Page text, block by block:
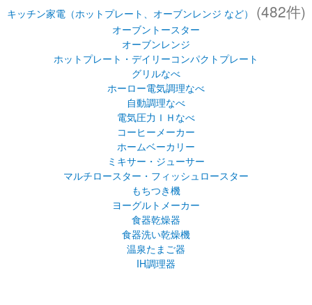
キッチン家電（ホットプレート、オーブンレンジ など） (482件)
オーブントースター
オーブンレンジ
ホットプレート・デイリーコンパクトプレート
グリルなべ
ホーロー電気調理なべ
自動調理なべ
電気圧力ＩＨなべ
コーヒーメーカー
ホームベーカリー
ミキサー・ジューサー
マルチロースター・フィッシュロースター
もちつき機
ヨーグルトメーカー
食器乾燥器
食器洗い乾燥機
温泉たまご器
IH調理器